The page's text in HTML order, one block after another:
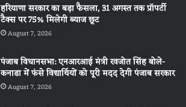
हरियाणा सरकार का बड़ा फैसला, 31 अगस्त तक प्रॉपर्टी
टैक्स पर 75% मिलेगी ब्याज छूट
August 7, 2026
पंजाब विधानसभा: एनआरआई मंत्री रवजोत सिंह बोले-
कनाडा में फंसे विद्यार्थियों को पूरी मदद देगी पंजाब सरकार
August 7, 2026